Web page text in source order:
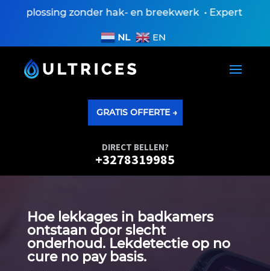
oplossing zonder hak- en breekwerk •
NL EN
GRATIS OFFERTE →
DIRECT BELLEN?
+3278319985
Hoe lekkages in badkamers
ontstaan door slecht
onderhoud.​ Lekdetectie op no
cure no pay basis.